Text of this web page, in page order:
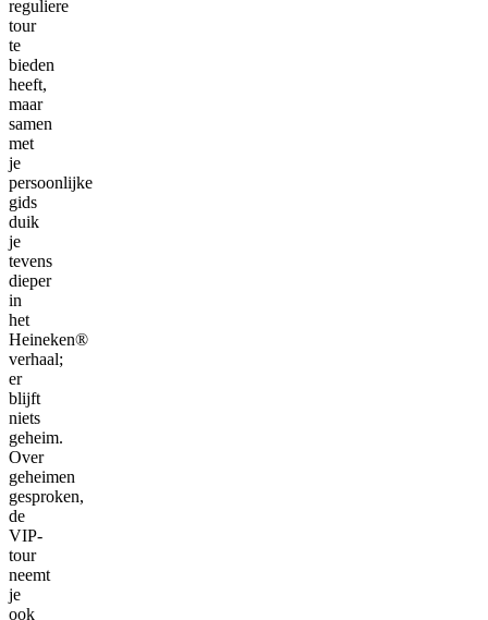
reguliere
tour
te
bieden
heeft,
maar
samen
met
je
persoonlijke
gids
duik
je
tevens
dieper
in
het
Heineken®
verhaal;
er
blijft
niets
geheim.
Over
geheimen
gesproken,
de
VIP-
tour
neemt
je
ook